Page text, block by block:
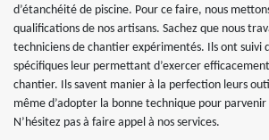
d’étanchéité de piscine. Pour ce faire, nous
qualifications de nos artisans. Sachez que nous
techniciens de chantier expérimentés. Ils ont suivi
spécifiques leur permettant d’exercer
chantier. Ils savent manier à la perfection leurs
même d’adopter la bonne technique pour
N’hésitez pas à faire appel à nos services.